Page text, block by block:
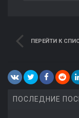
ПЕРЕЙТИ К
ПОСЛЕДНИЕ